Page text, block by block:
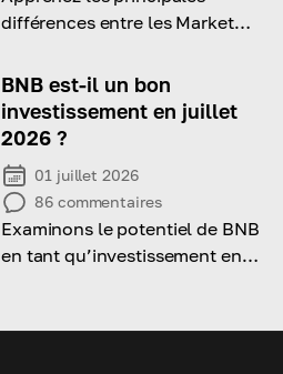
différences entre les Market
les utiliser efficacement.
BNB est-il un bon
investissement en juillet
2026 ?
01 juillet 2026
86 commentaires
Examinons le potentiel de BNB
en tant qu’investissement en
ses facteurs de risque et de ses